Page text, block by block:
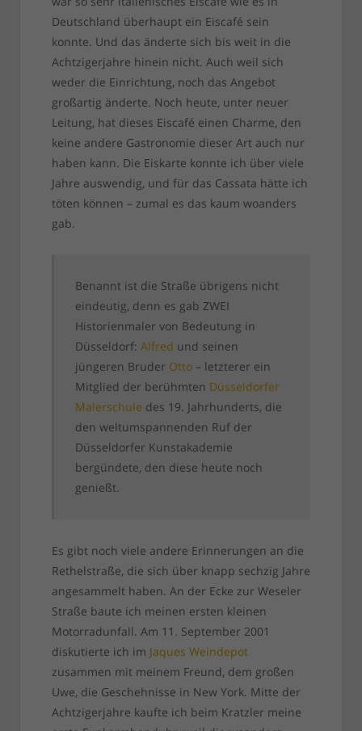
Deutschland überhaupt ein Eiscafé sein
konnte. Und das änderte sich bis weit in die
Achtzigerjahre hinein nicht. Auch weil sich
weder die Einrichtung, noch das Angebot
großartig änderte. Noch heute, unter neuer
Leitung, hat dieses Eiscafé einen Charme, den
keine andere Gastronomie dieser Art auch nur
haben kann. Die Eiskarte konnte ich über viele
Jahre auswendig, und für das Cassata hätte ich
töten können – zumal es das kaum woanders
gab.
Benannt ist die Straße übrigens nicht
eindeutig, denn es gab ZWEI
Historienmaler von Bedeutung in
Düsseldorf: Alfred und seinen
jüngeren Bruder Otto– letzterer ein
Mitglied der berühmten Düsseldorfer
Malerschule des 19. Jahrhunderts, die
den weltumspannenden Ruf der
Düsseldorfer Kunstakademie
bergündete, den diese heute noch
genießt.
Es gibt noch viele andere Erinnerungen an die
Rethelstraße, die sich über knapp sechzig Jahre
angesammelt haben. An der Ecke zur Weseler
Straße baute ich meinen ersten kleinen
Motorradunfall. Am 11. September 2001
diskutierte ich im Jaques Weindepot
zusammen mit meinem Freund, dem großen
Uwe, die Geschehnisse in New York. Mitte der
Achtzigerjahre kaufte ich beim Kratzler meine